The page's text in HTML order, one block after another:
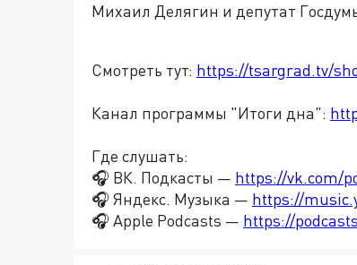
Михаил Делягин и депутат
Смотреть тут: https://tsargrad.tv/
Канал программы "Итоги дна":
Где слушать:
🎧 ВК. Подкасты — https://vk.com/
🎧 Яндекс. Музыка — https://
🎧 Apple Podcasts — https://